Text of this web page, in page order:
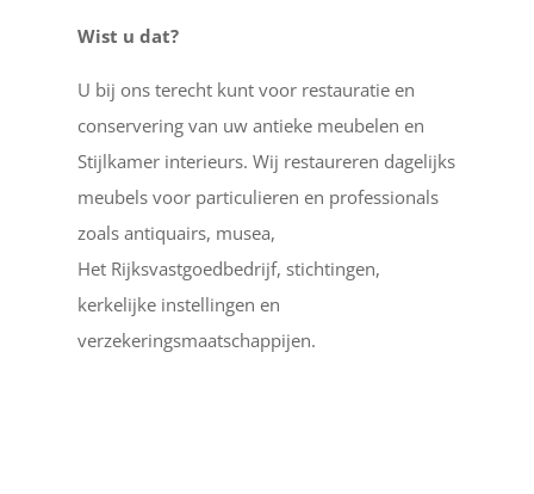
Wist u dat?
U bij ons terecht kunt voor restauratie en
conservering van uw antieke meubelen en
Stijlkamer interieurs. Wij restaureren dagelijks
meubels voor particulieren en professionals
zoals antiquairs, musea,
Het Rijksvastgoedbedrijf, stichtingen,
kerkelijke instellingen en
verzekeringsmaatschappijen.